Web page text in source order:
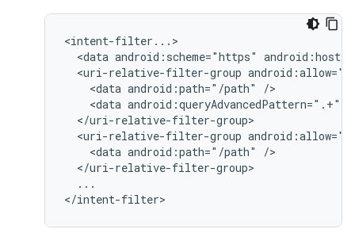
<data android:scheme="https"
<uri-relative-filter-group
<data android:path="/path"
<data android:queryAdvancedPattern=".+"
<uri-relative-filter-group
<data android:path="/path"
...
</intent-filter>